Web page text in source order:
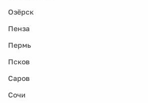
Озёрск
Пенза
Пермь
Псков
Саров
Сочи